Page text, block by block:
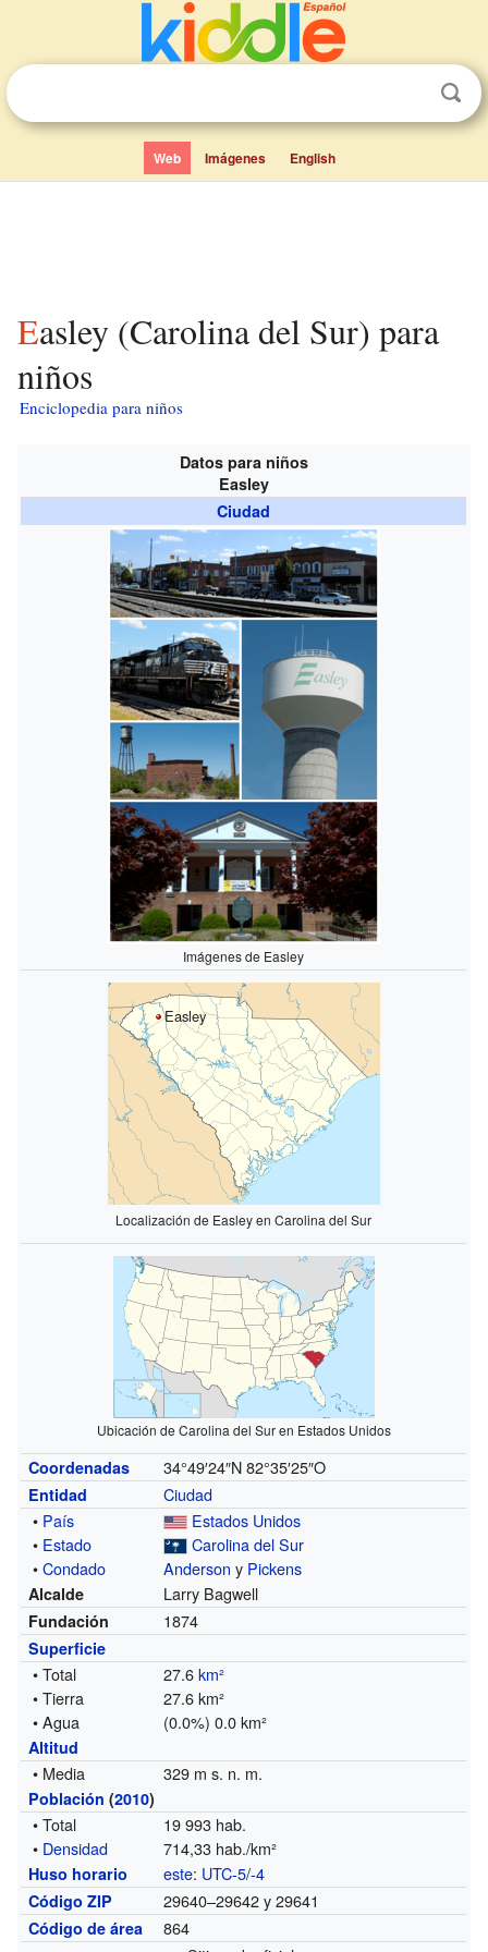
Web Imágenes English
Easley (Carolina del Sur) para
niños
Enciclopedia para niños
Datos para niños
Easley
Ciudad
Imágenes de Easley
Easley
Localización de Easley en Carolina del Sur
Ubicación de Carolina del Sur en Estados Unidos
Coordenadas 34°49′24″N 82°35′25″O
Entidad
Ciudad
• País
Estados Unidos
• Estado
Carolina del Sur
•Condado Anderson y Pickens
Alcalde Larry Bagwell
Fundación 1874
Superficie
• Total 27.6km²
• Tierra
27.6 km²
• Agua
(0.0%) 0.0 km²
Altitud
• Media 329 m s. n. m.
Población (2010)
• Total
19 993 hab.
• Densidad 714,33 hab./km²
Huso horario este: UTC-5/-4
Código ZIP 29640–29642 y 29641
Código de área
864